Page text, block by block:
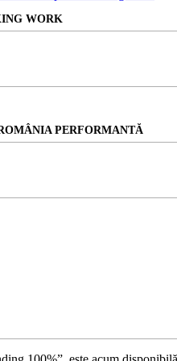
WORK
PERFORMANTĂ